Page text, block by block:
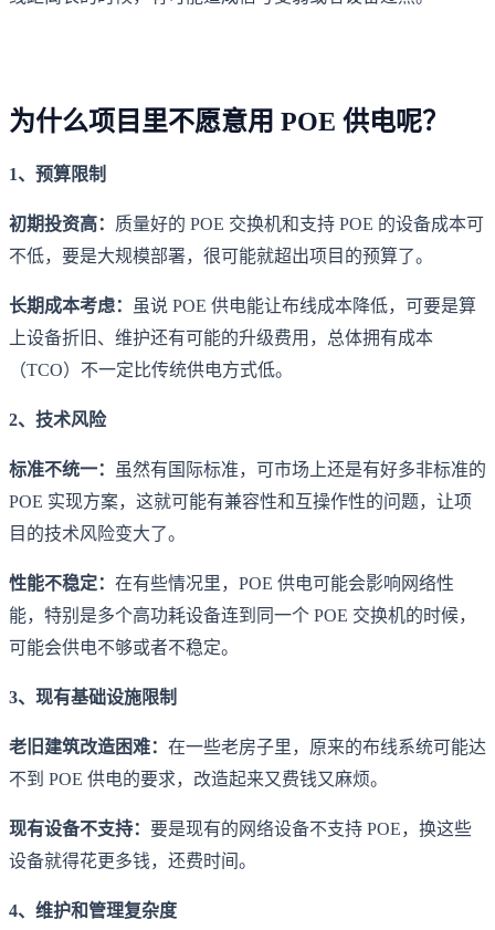
为什么项目里不愿意用 POE 供电呢？
1、预算限制
初期投资高： 质量好的 POE 交换机和支持 POE 的设备成本可
不低，要是大规模部署，很可能就超出项目的预算了。
长期成本考虑：
虽说 POE 供电能让布线成本降低，可要是算
上设备折旧、维护还有可能的升级费用，总体拥有成本
（TCO）不一定比传统供电方式低。
2、技术风险
标准不统一：
虽然有国际标准，可市场上还是有好多非标准的
POE 实现方案，这就可能有兼容性和互操作性的问题，让项
目的技术风险变大了。
性能不稳定： 在有些情况里，POE 供电可能会影响网络性
能，特别是多个高功耗设备连到同一个 POE 交换机的时候，
可能会供电不够或者不稳定。
3、现有基础设施限制
老旧建筑改造困难： 在一些老房子里，原来的布线系统可能达
不到 POE 供电的要求，改造起来又费钱又麻烦。
现有设备不支持： 要是现有的网络设备不支持 POE，换这些
设备就得花更多钱，还费时间。
4、维护和管理复杂度